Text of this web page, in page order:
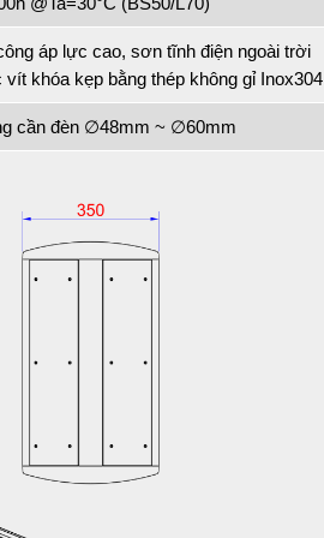
áp lực cao, sơn tĩnh điện ngoài trời
khóa kẹp bằng thép không gỉ Inox304
cần đèn ∅48mm ~ ∅60mm